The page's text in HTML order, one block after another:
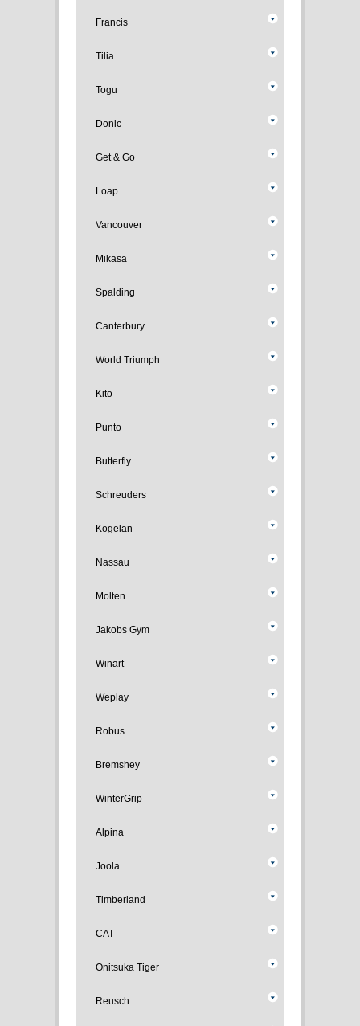
Francis
Tilia
Togu
Donic
Get & Go
Loap
Vancouver
Mikasa
Spalding
Canterbury
World Triumph
Kito
Punto
Butterfly
Schreuders
Kogelan
Nassau
Molten
Jakobs Gym
Winart
Weplay
Robus
Bremshey
WinterGrip
Alpina
Joola
Timberland
CAT
Onitsuka Tiger
Reusch